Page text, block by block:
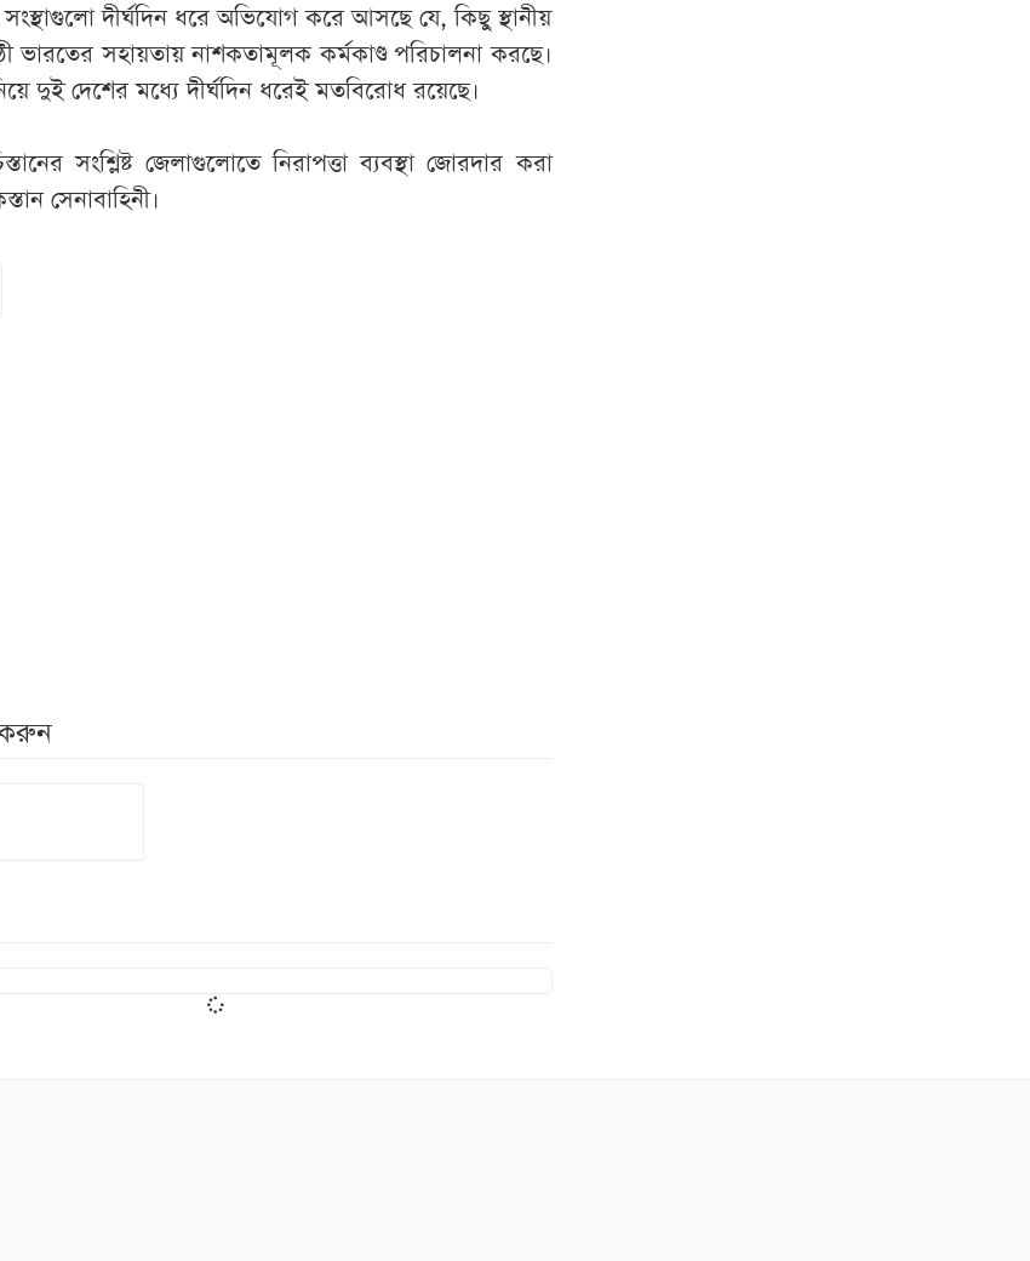
সংস্থাগুলো দীর্ঘদিন ধরে অভিযোগ করে আসছে যে, কিছু স্থানীয়
ভারতের সহায়তায় নাশকতামূলক কর্মকাণ্ড পরিচালনা করছে।
দুই দেশের মধ্যে দীর্ঘদিন ধরেই মতবিরোধ রয়েছে।
সংশ্লিষ্ট জেলাগুলোতে নিরাপত্তা ব্যবস্থা জোরদার করা
সেনাবাহিনী।